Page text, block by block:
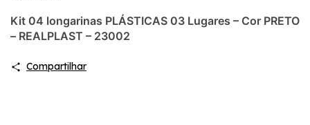
Kit 04 longarinas PLÁSTICAS 03 Lugares – Cor PRETO
– REALPLAST – 23002
Compartilhar